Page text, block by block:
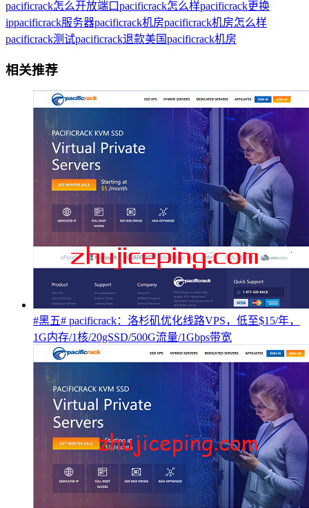
pacificrack怎么开放端口pacificrack怎么样pacificrack更换
ippacificrack服务器pacificrack机房pacificrack机房怎么样
pacificrack测试pacificrack退款美国pacificrack机房
相关推荐
#黑五# pacificrack：洛杉矶优化线路VPS，低至$15/年，
1G内存/1核/20gSSD/500G流量/1Gbps带宽